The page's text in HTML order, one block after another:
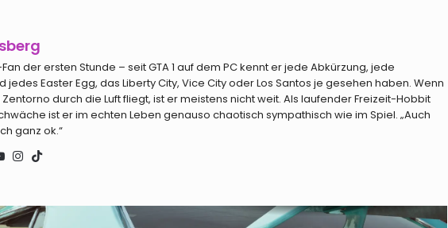
Fan der ersten Stunde – seit GTA 1 auf dem PC kennt er jede Abkürzung, jede
jedes Easter Egg, das Liberty City, Vice City oder Los Santos je gesehen haben. Wenn
durch die Luft fliegt, ist er meistens nicht weit. Als laufender Freizeit-Hobbit
ist er im echten Leben genauso chaotisch sympathisch wie im Spiel. „Auch
ganz ok.“
YouTubeInstagram
GTA Online Event-Woche – alle
Boni, Gratis-Items und Rabatte bis
5. August